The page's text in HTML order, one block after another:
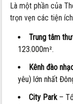
Là một phần của
trọn vẹn các tiện
Trung tâm
123.000m².
Kênh đào
yêu) lớn nhất
City Park–